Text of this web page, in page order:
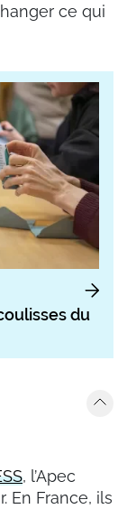
ce qui
du
, l’Apec
En France, ils